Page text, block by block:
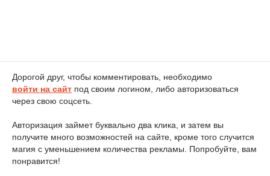
Дорогой друг, чтобы комментировать, необходимо
войти на сайт под своим логином, либо авторизоваться
через свою соцсеть.
Авторизация займет буквально два клика, и затем вы
получите много возможностей на сайте, кроме того случится
магия с уменьшением количества рекламы. Попробуйте, вам
понравится!